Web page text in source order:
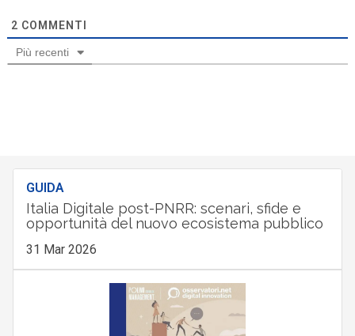
2 COMMENTI
Più recenti
GUIDA
Italia Digitale post-PNRR: scenari, sfide e
opportunità del nuovo ecosistema pubblico
31 Mar 2026